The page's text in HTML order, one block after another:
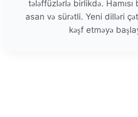
tələffüzlərlə birlikdə.
asan və sürətli. Yeni dilləri
kəşf etməyə